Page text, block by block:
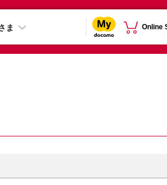
ま Online